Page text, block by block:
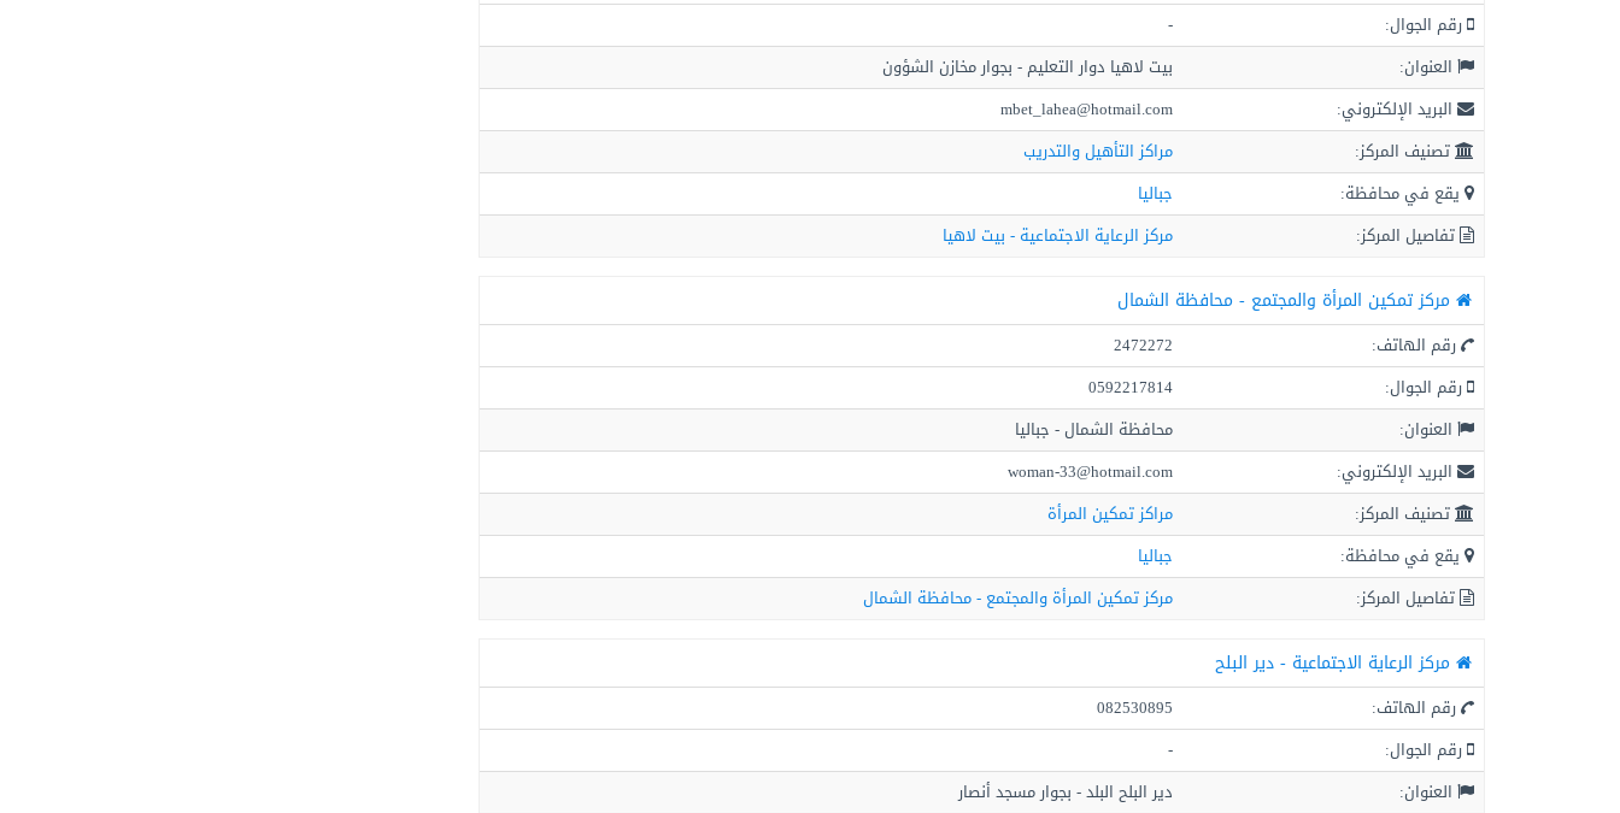
رقم الجوال:
-
العنوان:
بيت لاهيا دوار التعليم - بجوار مخازن الشؤون
البريد الإلكتروني:
mbet_lahea@hotmail.com
تصنيف المركز:
مراكز التأهيل والتدريب
يقع في محافظة:
جباليا
تفاصيل المركز:
مركز الرعاية الاجتماعية - بيت لاهيا
مركز تمكين المرأة والمجتمع - محافظة الشمال
رقم الهاتف:
2472272
رقم الجوال:
0592217814
العنوان:
محافظة الشمال - جباليا
البريد الإلكتروني:
woman-33@hotmail.com
تصنيف المركز:
مراكز تمكين المرأة
يقع في محافظة:
جباليا
تفاصيل المركز:
مركز تمكين المرأة والمجتمع - محافظة الشمال
مركز الرعاية الاجتماعية - دير البلح
رقم الهاتف:
082530895
رقم الجوال:
-
العنوان:
دير البلح البلد - بجوار مسجد أنصار